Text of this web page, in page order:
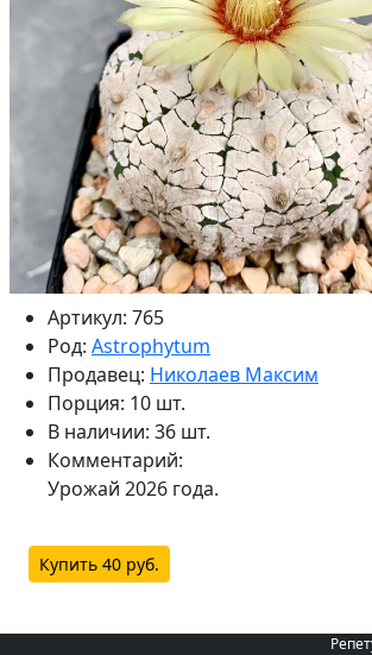
Артикул: 765
Род: Astrophytum
Продавец: Николаев Максим
Порция: 10 шт.
В наличии: 36 шт.
Комментарий:
Урожай 2026 года.
Купить 40 руб.